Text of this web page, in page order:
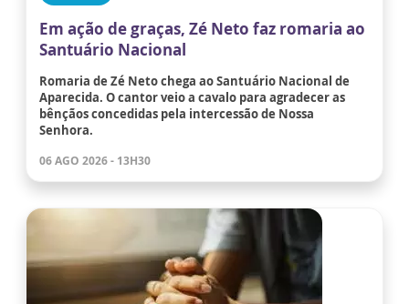
Em ação de graças, Zé Neto faz romaria ao
Santuário Nacional
Romaria de Zé Neto chega ao Santuário Nacional de
Aparecida. O cantor veio a cavalo para agradecer as
bênçãos concedidas pela intercessão de Nossa
Senhora.
06 AGO 2026 - 13H30